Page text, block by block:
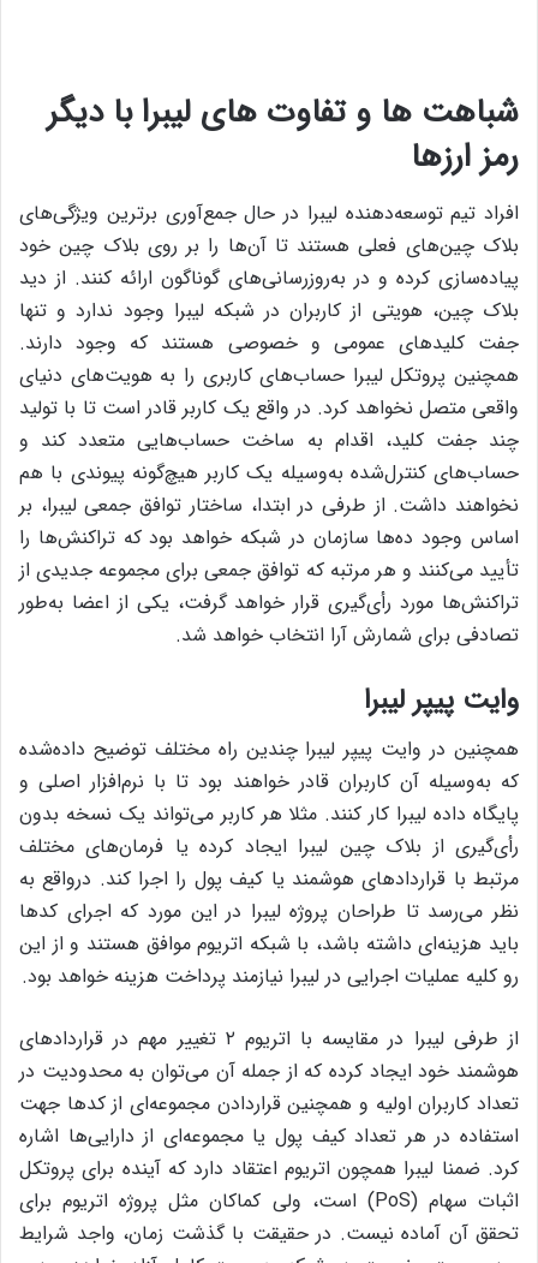
شباهت‌ ها و تفاوت‌ های لیبرا با دیگر
رمز ارزها
افراد تیم توسعه‌دهنده لیبرا در حال جمع‌آوری برترین ویژگی‌های
بلاک چین‌های فعلی هستند تا آن‌ها را بر روی بلاک چین خود
پیاده‌سازی کرده و در به‌روزرسانی‌های گوناگون ارائه کنند. از دید
بلاک چین، هویتی از کاربران در شبکه لیبرا وجود ندارد و تنها
جفت کلیدهای عمومی و خصوصی هستند که وجود دارند.
همچنین پروتکل لیبرا حساب‌های کاربری را به هویت‌های دنیای
واقعی متصل نخواهد کرد. در واقع یک کاربر قادر است تا با تولید
چند جفت کلید، اقدام به ساخت حساب‌هایی متعدد کند و
حساب‌های کنترل‌شده به‌وسیله‌ یک کاربر هیچ‌گونه پیوندی با هم
نخواهند داشت. از طرفی در ابتدا، ساختار توافق جمعی لیبرا، بر
اساس وجود ده‌ها سازمان در شبکه خواهد بود که تراکنش‌ها را
تأیید می‌کنند و هر مرتبه که توافق جمعی برای مجموعه‌ جدیدی از
تراکنش‌ها مورد رأی‌گیری قرار خواهد گرفت، یکی از اعضا به‌طور
تصادفی برای شمارش آرا انتخاب خواهد شد.
وایت پیپر لیبرا
همچنین در وایت پیپر لیبرا چندین راه مختلف توضیح داده‌شده
که به‌وسیله‌ آن کاربران قادر خواهند بود تا با نرم‌افزار اصلی و
پایگاه داده‌‎ لیبرا کار کنند. مثلا هر کاربر می‌تواند یک نسخه بدون
رأی‌گیری از بلاک چین لیبرا ایجاد کرده یا فرمان‌های مختلف
مرتبط با قراردادهای هوشمند یا کیف پول را اجرا کند. درواقع به
نظر می‌رسد تا طراحان پروژه لیبرا در این مورد که اجرای کدها
باید هزینه‌ای داشته باشد، با شبکه اتریوم موافق هستند و از این
رو کلیه عملیات اجرایی در لیبرا نیازمند پرداخت هزینه‌ خواهد بود.
از طرفی لیبرا در مقایسه با اتریوم ۲ تغییر مهم در قراردادهای
هوشمند خود ایجاد کرده که از جمله‌ آن می‌توان به محدودیت در
تعداد کاربران اولیه و همچنین قرار‌دادن مجموعه‌ای از کدها جهت
استفاده در هر تعداد کیف پول یا مجموعه‌ای از دارایی‌ها اشاره
کرد. ضمنا لیبرا همچون اتریوم اعتقاد دارد که آینده برای پروتکل
اثبات سهام (PoS) است، ولی کماکان مثل پروژه اتریوم برای
تحقق آن آماده نیست. در حقیقت با گذشت زمان، واجد شرایط